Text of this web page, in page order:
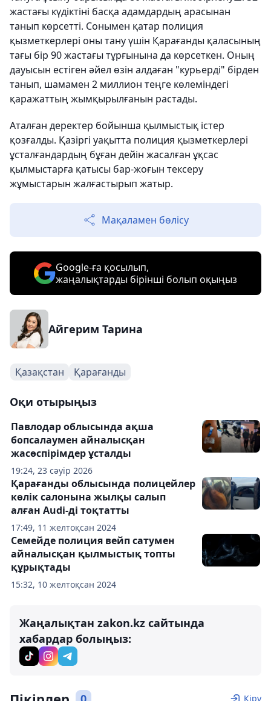
жастағы күдіктіні басқа адамдардың арасынан
танып көрсетті. Сонымен қатар полиция
қызметкерлері оны тану үшін Қарағанды қаласының
тағы бір 90 жастағы тұрғынына да көрсеткен. Оның
дауысын естіген әйел өзін алдаған "курьерді" бірден
танып, шамамен 2 миллион теңге көлеміндегі
қаражаттың жымқырылғанын растады.
Аталған деректер бойынша қылмыстық істер
қозғалды. Қазіргі уақытта полиция қызметкерлері
ұсталғандардың бұған дейін жасалған ұқсас
қылмыстарға қатысы бар-жоғын тексеру
жұмыстарын жалғастырып жатыр.
Мақаламен бөлісу
Google-ға қосылып,
жаңалықтарды бірінші болып оқыңыз
Айгерим Тарина
Қазақстан Қарағанды
Оқи отырыңыз
19:24, 23 сәуір 2026
Павлодар облысында ақша
бопсалаумен айналысқан
жасөспірімдер ұсталды
17:49, 11 желтоқсан 2024
Қарағанды облысында полицейлер
көлік салонына жылқы салып
алған Audi-ді тоқтатты
15:32, 10 желтоқсан 2024
Семейде полиция вейп сатумен
айналысқан қылмыстық топты
құрықтады
Жаңалықтан zakon.kz сайтында
хабардар болыңыз:
Кіру